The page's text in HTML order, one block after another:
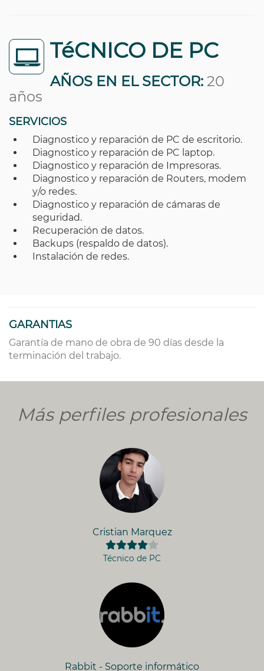
TéCNICO DE PC
AÑOS EN EL SECTOR: 20
años
SERVICIOS
Diagnostico y reparación de PC de escritorio.
Diagnostico y reparación de PC laptop.
Diagnostico y reparación de Impresoras.
Diagnostico y reparación de Routers, modem
y/o redes.
Diagnostico y reparación de cámaras de
seguridad.
Recuperación de datos.
Backups (respaldo de datos).
Instalación de redes.
GARANTIAS
Garantía de mano de obra de 90 días desde la
terminación del trabajo.
Más perfiles profesionales
Cristian Marquez
Técnico de PC
Rabbit - Soporte informático